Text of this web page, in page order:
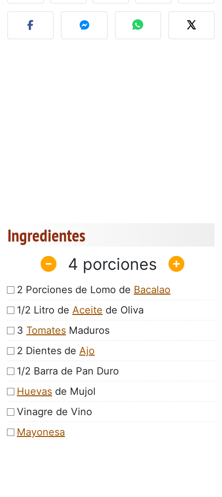
Publicar la foto de esta
Ingredientes
4
2 Porciones de Lomo de Bacalao
1/2 Litro de Aceite de Oliva
3 Tomates Maduros
2 Dientes de Ajo
1/2 Barra de Pan Duro
Huevas de Mujol
Vinagre de Vino
Mayonesa